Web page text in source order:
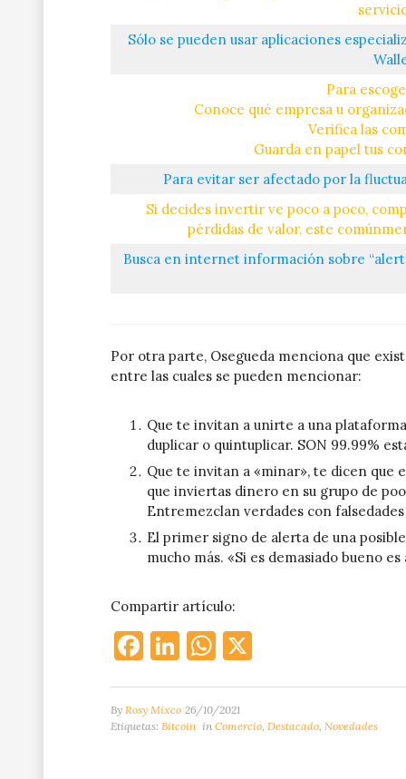
Sólo se pueden usar aplicaciones
Para
Conoce qué empresa u
Verifica las
Guarda en papel tus
Para evitar ser afectado por la
Si decides invertir ve poco a poco,
pérdidas de valor, este
Busca en internet información sobre
Por otra parte, Osegueda menciona que
entre las cuales se pueden mencionar:
Que te invitan a unirte a una
duplicar o quintuplicar. SON 99.99%
Que te invitan a «minar», te dicen que
que inviertas dinero en su grupo de
Entremezclan verdades con
El primer signo de alerta de una
mucho más. «Si es demasiado bueno
Compartir artículo:
Facebook
LinkedIn
WhatsApp
By Rosy Mixco 26/10/2021
Etiquetas: Bitcoin in Comercio, Destacado, Novedades